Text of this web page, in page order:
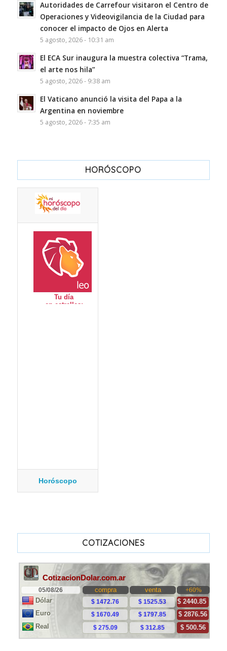
Autoridades de Carrefour visitaron el Centro de
Operaciones y Videovigilancia de la Ciudad para
conocer el impacto de Ojos en Alerta
5 agosto, 2026 - 10:31 am
El ECA Sur inaugura la muestra colectiva “Trama,
el arte nos hila”
5 agosto, 2026 - 9:38 am
El Vaticano anunció la visita del Papa a la
Argentina en noviembre
5 agosto, 2026 - 7:35 am
HORÓSCOPO
Horóscopo
COTIZACIONES